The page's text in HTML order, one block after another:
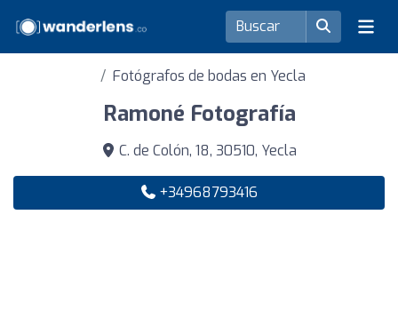
Fotógrafos de bodas en Yecla
Ramoné Fotografía
C. de Colón, 18, 30510, Yecla
+34968793416